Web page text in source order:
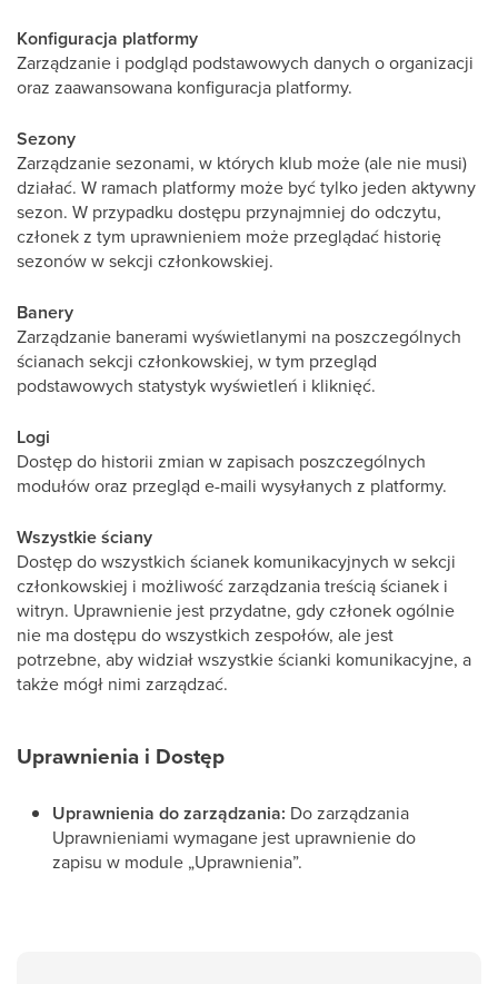
Konfiguracja platformy
Zarządzanie i podgląd podstawowych danych o organizacji
oraz zaawansowana konfiguracja platformy.
Sezony
Zarządzanie sezonami, w których klub może (ale nie musi)
działać. W ramach platformy może być tylko jeden aktywny
sezon. W przypadku dostępu przynajmniej do odczytu,
członek z tym uprawnieniem może przeglądać historię
sezonów w sekcji członkowskiej.
Banery
Zarządzanie banerami wyświetlanymi na poszczególnych
ścianach sekcji członkowskiej, w tym przegląd
podstawowych statystyk wyświetleń i kliknięć.
Logi
Dostęp do historii zmian w zapisach poszczególnych
modułów oraz przegląd e-maili wysyłanych z platformy.
Wszystkie ściany
Dostęp do wszystkich ścianek komunikacyjnych w sekcji
członkowskiej i możliwość zarządzania treścią ścianek i
witryn. Uprawnienie jest przydatne, gdy członek ogólnie
nie ma dostępu do wszystkich zespołów, ale jest
potrzebne, aby widział wszystkie ścianki komunikacyjne, a
także mógł nimi zarządzać.
Uprawnienia i Dostęp
Uprawnienia do zarządzania: Do zarządzania
Uprawnieniami wymagane jest uprawnienie do
zapisu w module „Uprawnienia”.